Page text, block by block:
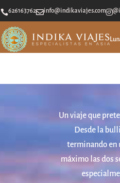
626163762info@indikaviajes.com
Un viaje que
Desde la
terminando en
máximo las dos